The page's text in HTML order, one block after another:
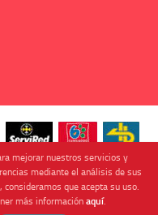
mejorar nuestros servicios y
mediante el análisis de sus
que acepta su uso.
más informaciónaquí.